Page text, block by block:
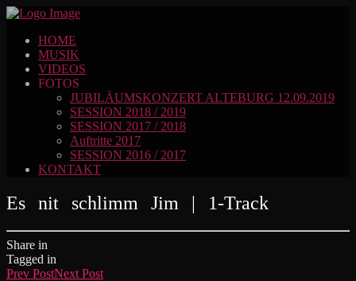
HOME
MUSIK
VIDEOS
FOTOS
JUBILÄUMSKONZERT ALTEBURG 12.09.2019
SESSION 2018 / 2019
SESSION 2017 / 2018
Auftritte 2017
SESSION 2016 / 2017
KONTAKT
Es nit schlimm Jim | 1-Track
Share in
Tagged in
Prev PostNext Post